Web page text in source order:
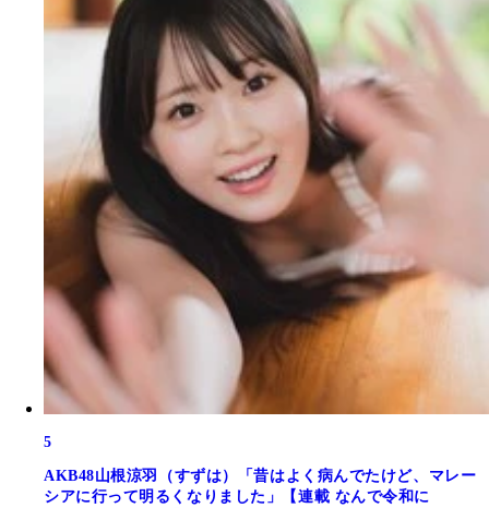
5
AKB48山根涼羽（すずは）「昔はよく病んでたけど、マレー
シアに行って明るくなりました」【連載 なんで令和に